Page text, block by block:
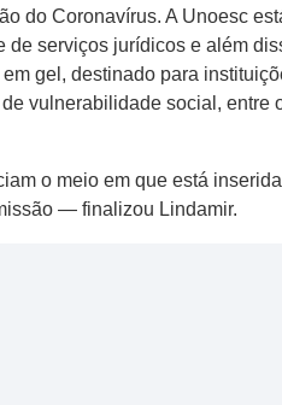
do Coronavírus. A Unoesc
serviços jurídicos e além
gel, destinado para
vulnerabilidade social, entre
o meio em que está
— finalizou Lindamir.